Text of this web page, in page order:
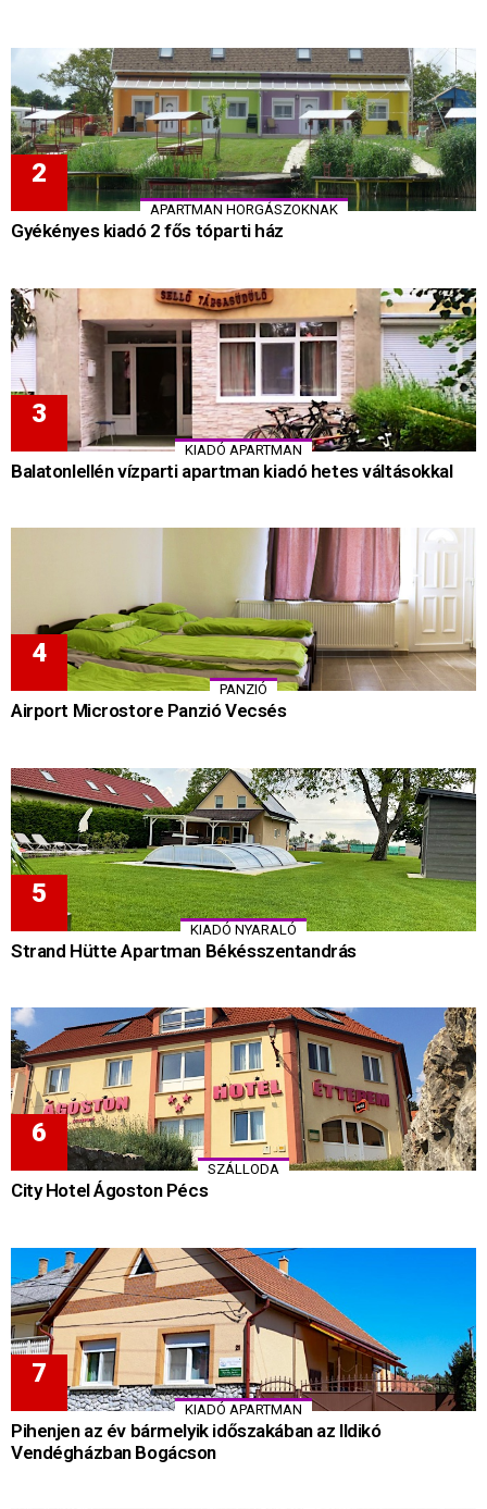
APARTMAN HORGÁSZOKNAK
Gyékényes kiadó 2 fős tóparti ház
KIADÓ APARTMAN
Balatonlellén vízparti apartman kiadó hetes váltásokkal
PANZIÓ
Airport Microstore Panzió Vecsés
KIADÓ NYARALÓ
Strand Hütte Apartman Békésszentandrás
SZÁLLODA
City Hotel Ágoston Pécs
KIADÓ APARTMAN
Pihenjen az év bármelyik időszakában az Ildikó
Vendégházban Bogácson